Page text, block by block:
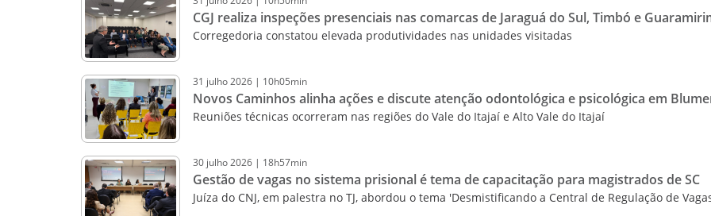
CGJ realiza inspeções presenciais nas comarcas de Jaraguá do Sul, Timbó e
Corregedoria constatou elevada produtividades nas unidades visitadas
31 julho2026 | 10h05min
Novos Caminhos alinha ações e discute atenção odontológica e psicológica em
Reuniões técnicas ocorreram nas regiões do Vale do Itajaí e Alto Vale do Itajaí
30 julho2026 | 18h57min
Gestão de vagas no sistema prisional é tema de capacitação para magistrados de SC
Juíza do CNJ, em palestra no TJ, abordou o tema 'Desmistificando a Central de Regulação de